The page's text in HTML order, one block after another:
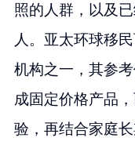
照的人群，以及
人。亚太环球移
机构之一，其参
成固定价格产品
验，再结合家庭